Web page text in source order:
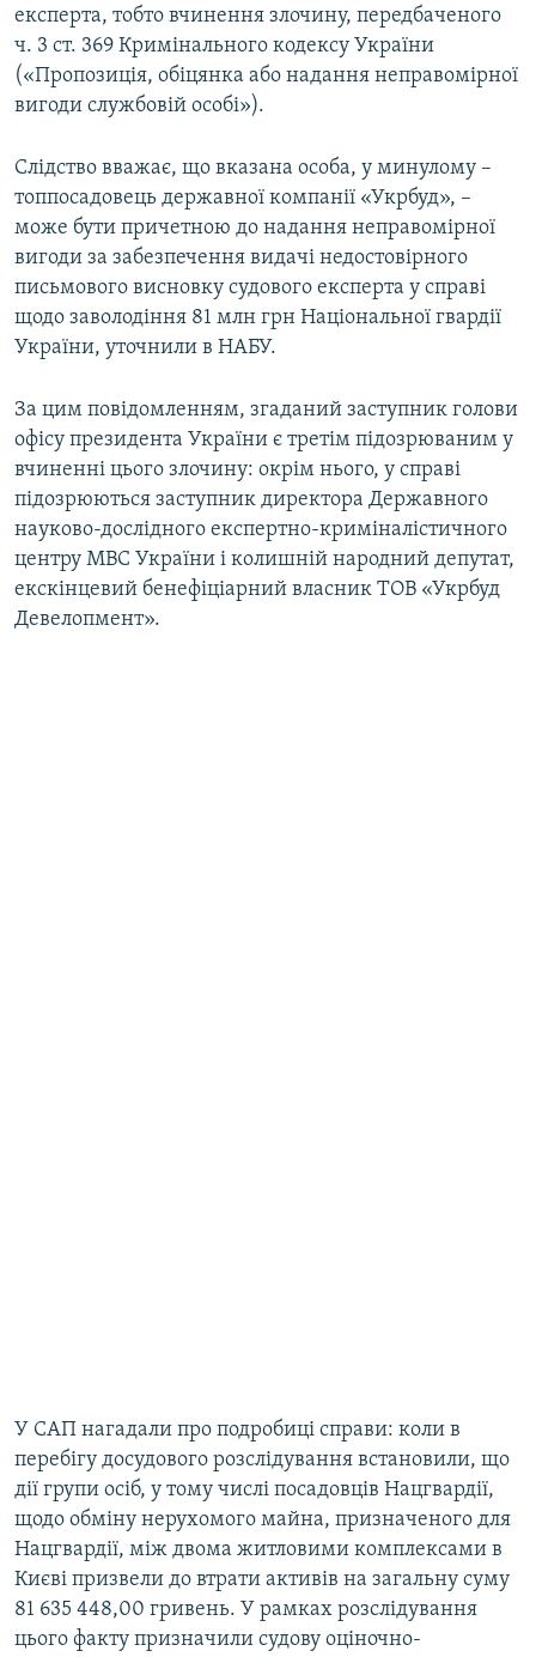
експерта, тобто вчинення злочину, передбаченого
ч. 3 ст. 369 Кримінального кодексу України
(«Пропозиція, обіцянка або надання неправомірної
вигоди службовій особі»).
Слідство вважає, що вказана особа, у минулому –
топпосадовець державної компанії «Укрбуд», –
може бути причетною до надання неправомірної
вигоди за забезпечення видачі недостовірного
письмового висновку судового експерта у справі
щодо заволодіння 81 млн грн Національної гвардії
України, уточнили в НАБУ.
За цим повідомленням, згаданий заступник голови
офісу президента України є третім підозрюваним у
вчиненні цього злочину: окрім нього, у справі
підозрюються заступник директора Державного
науково-дослідного експертно-криміналістичного
центру МВС України і колишній народний депутат,
екскінцевий бенефіціарний власник ТОВ «Укрбуд
Девелопмент».
У САП нагадали про подробиці справи: коли в
перебігу досудового розслідування встановили, що
дії групи осіб, у тому числі посадовців Нацгвардії,
щодо обміну нерухомого майна, призначеного для
Нацгвардії, між двома житловими комплексами в
Києві призвели до втрати активів на загальну суму
81 635 448,00 гривень. У рамках розслідування
цього факту призначили судову оціночно-